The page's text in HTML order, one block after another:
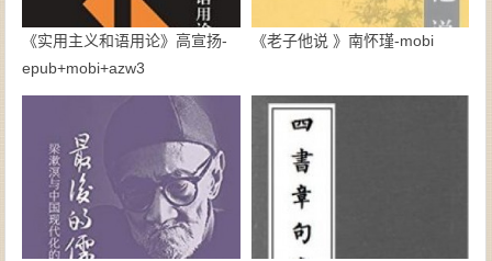
《实用主义和语用论》高宣扬-
epub+mobi+azw3
《老子他说 》南怀瑾-mobi